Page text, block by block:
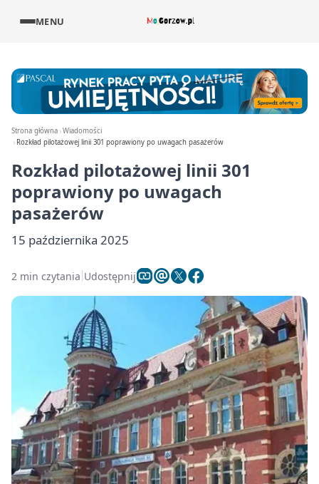
MENU
Strona główna Wiadomości
Rozkład pilotażowej linii 301 poprawiony po uwagach pasażerów
Rozkład pilotażowej linii 301
poprawiony po uwagach
pasażerów
15 października 2025
2 min czytania Udostępnij